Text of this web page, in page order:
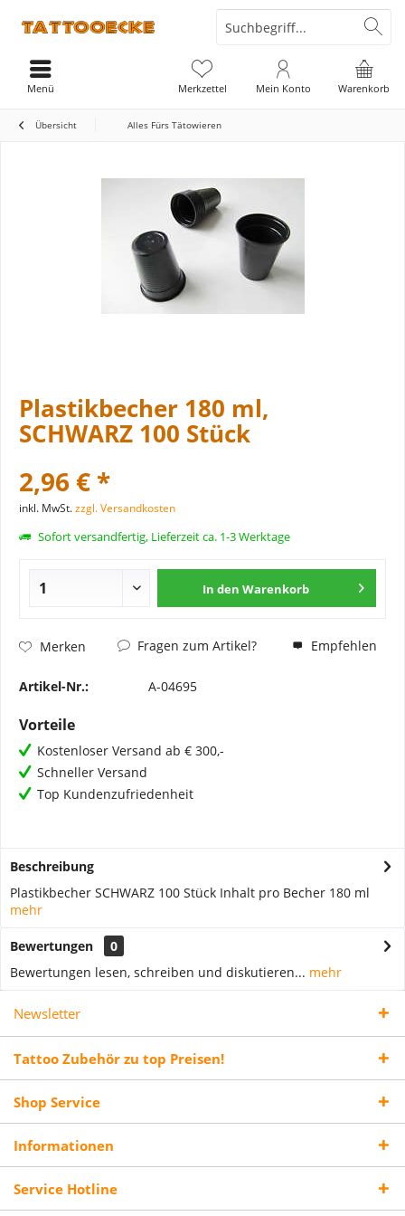
Warenkorb
Merkzettel Mein Konto
Menü
Übersicht Alles Fürs Tätowieren
Plastikbecher 180 ml,
SCHWARZ 100 Stück
2,96 € *
inkl. MwSt.zzgl. Versandkosten
Sofort versandfertig, Lieferzeit ca. 1-3 Werktage
In den Warenkorb
Merken Fragen zum Artikel? Empfehlen
Artikel-Nr.: A-04695
Vorteile
Kostenloser Versand ab € 300,-
Schneller Versand
Top Kundenzufriedenheit
Beschreibung
Plastikbecher SCHWARZ 100 Stück Inhalt pro Becher 180 ml
mehr
Bewertungen
0
Bewertungen lesen, schreiben und diskutieren... mehr
Newsletter
Tattoo Zubehör zu top Preisen!
Shop Service
Informationen
Service Hotline